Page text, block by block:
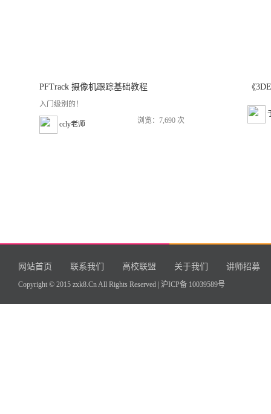
PFTrack 摄像机跟踪基础教程
入门级别的！
ccly老师 浏览：7,690 次
网站首页 联系我们 高校联盟 关于我们 讲师招募
Copyright © 2015 zxk8.Cn All Rights Reserved | 沪ICP备 10039589号